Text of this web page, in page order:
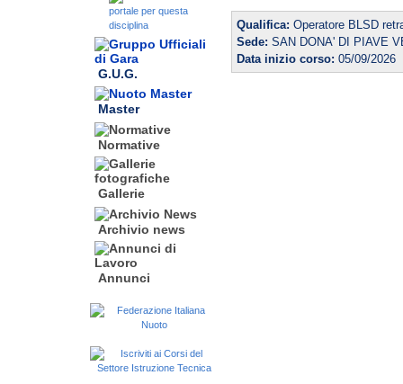
G.U.G.
Master
Normative
Gallerie
Archivio news
Annunci
Qualifica: Operatore BLSD
Sede: SAN DONA' DI PIAVE
Data inizio corso: 05/09/2026